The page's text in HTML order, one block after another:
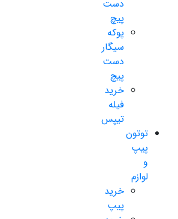
دست
پیچ
پوکه
سیگار
دست
پیچ
خرید
فیله
تیپس
توتون
پیپ
و
لوازم
خرید
پیپ